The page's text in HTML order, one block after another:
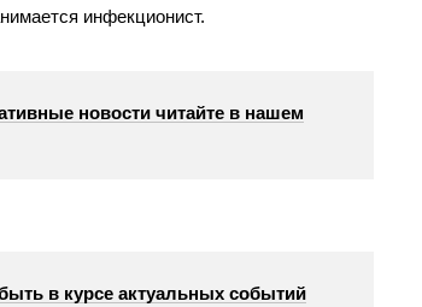
инфекционист.
новости читайте в нашем
в курсе актуальных событий